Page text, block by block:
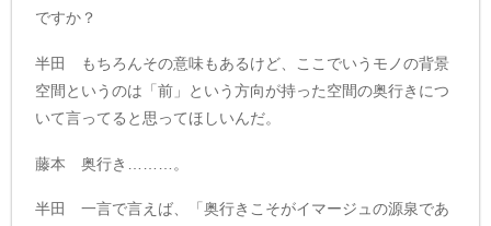
ですか？
半田 もちろんその意味もあるけど、ここでいうモノの背景
空間というのは「前」という方向が持った空間の奥行きにつ
いて言ってると思ってほしいんだ。
藤本 奥行き………。
半田 一言で言えば、「奥行きこそがイマージュの源泉であ